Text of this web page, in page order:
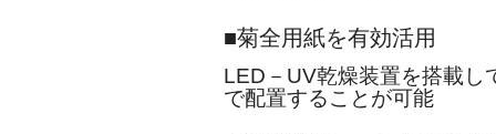
菊全用紙を有効活用
LED－UV乾燥装置を搭載し
で配置することが可能